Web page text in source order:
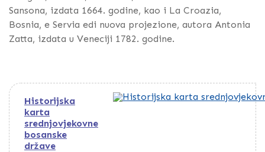
Sansona, izdata 1664. godine, kao i La Croazia,
Bosnia, e Servia edi nuova projezione, autora Antonia
Zatta, izdata u Veneciji 1782. godine.
Historijska
karta
srednjovjekovne
bosanske
države